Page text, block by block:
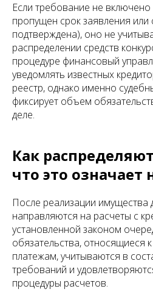
Если требование не
пропущен срок заявления или
подтверждена), оно не
распределении средств
процедуре финансовый
уведомлять известных
реестр, однако именно
фиксирует объем
деле.
Как
что это означает
После реализации имущества
направляются на расчеты с
установленной законом
обязательства, относящиеся
платежам, учитываются в
требований и
процедуры расчетов.